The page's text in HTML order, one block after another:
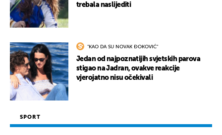
trebala naslijediti
"KAO DA SU NOVAK ĐOKOVIĆ"
Jedan od najpoznatijih svjetskih parova
stigao na Jadran, ovakve reakcije
vjerojatno nisu očekivali
SPORT